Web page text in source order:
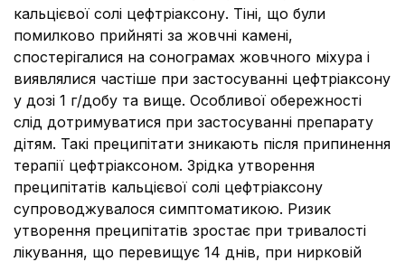
кальцієвої солі цефтріаксону. Тіні, що були
помилково прийняті за жовчні камені,
спостерігалися на сонограмах жовчного міхура і
виявлялися частіше при застосуванні цефтріаксону
у дозі 1 г/добу та вище. Особливої обережності
слід дотримуватися при застосуванні препарату
дітям. Такі преципітати зникають після припинення
терапії цефтріаксоном. Зрідка утворення
преципітатів кальцієвої солі цефтріаксону
супроводжувалося симптоматикою. Ризик
утворення преципітатів зростає при тривалості
лікування, що перевищує 14 днів, при нирковій